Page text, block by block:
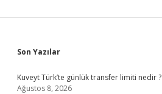
Sidebar
Son Yazılar
Kuveyt Türk’te günlük transfer limiti nedir ?
Ağustos 8, 2026